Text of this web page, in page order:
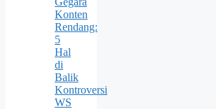
Konten
Rendang:
5
Hal
di
Balik
Kontroversi
WS